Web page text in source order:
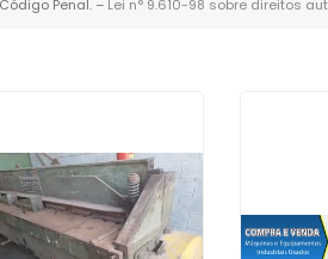
Penal. – Lei n° 9.610-98 sobre direitos